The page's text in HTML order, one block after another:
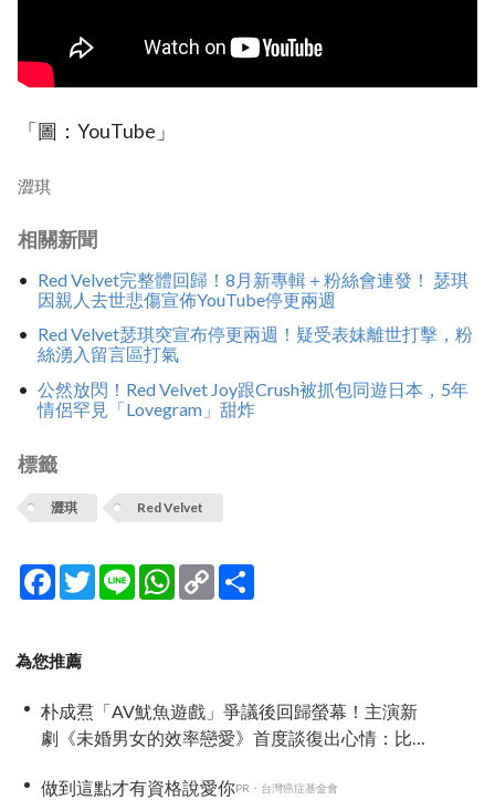
「圖：YouTube」
澀琪
相關新聞
Red Velvet完整體回歸！8月新專輯＋粉絲會連發！ 瑟琪
因親人去世悲傷宣佈YouTube停更兩週
Red Velvet瑟琪突宣布停更兩週！疑受表妹離世打擊，粉
絲湧入留言區打氣
公然放閃！Red Velvet Joy跟Crush被抓包同遊日本，5年
情侶罕見「Lovegram」甜炸
標籤
澀琪 Red Velvet
Facebook
TwitterLine WhatsApp
Copy
Link
為您推薦
朴成焄「AV魷魚遊戲」爭議後回歸螢幕！主演新
劇《未婚男女的效率戀愛》首度談復出心情：比
做到這點才有資格說愛你PR・台灣癌症基金會